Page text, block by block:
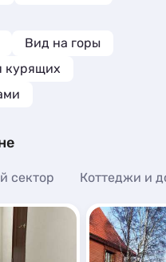
Вид на горы
курящих
сектор Коттеджи и